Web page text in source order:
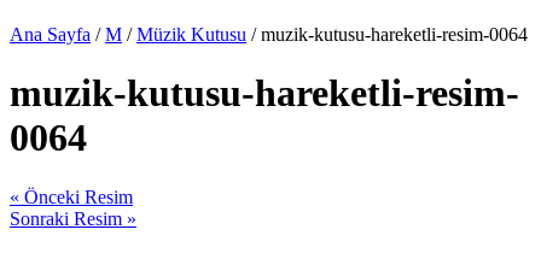
Ana Sayfa /M /Müzik Kutusu / muzik-kutusu-hareketli-resim-0064
muzik-kutusu-hareketli-resim-
0064
« Önceki Resim
Sonraki Resim »